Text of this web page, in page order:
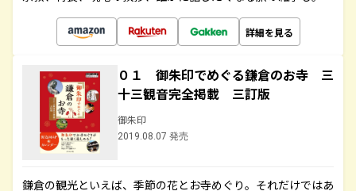
詳細を見る
０１ 御朱印でめぐる鎌倉のお寺 三
十三観音完全掲載 三訂版
御朱印
2019.08.07 発売
鎌倉の観光といえば、季節の花とお寺めぐり。それだけではあ